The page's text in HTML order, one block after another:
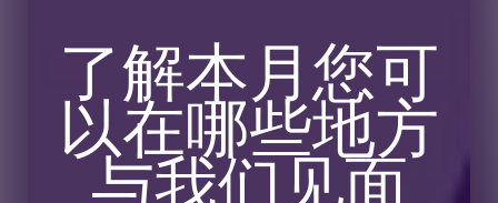
了解本月您可
以在哪些地方
与我们见面